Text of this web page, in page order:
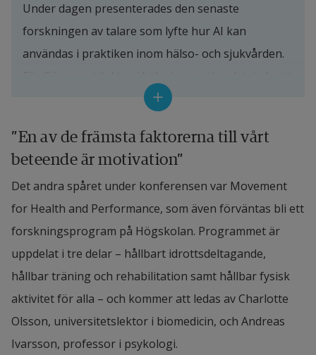
Under dagen presenterades den senaste
forskningen av talare som lyfte hur AI kan
användas i praktiken inom hälso- och sjukvården.
prata om sin forskning om automatiserade
och triage i primärvården.
Amira Soliman, biträdande universitetslektor i
informationsteknologi, gav sedan exempel på hur
AI kan användas för att förutsäga vårdbehovet för
patienter med hjärtsvikt, medan Monika Nair,
postdoktor i hälsoinnovation, forskar om hur
maskininlärning kan användas för att förbättra
beslutsunderlaget när någon ur samma
patientgrupp ska skrivas ut från sjukhuset.
”En av de främsta faktorerna till vårt
beteende är motivation”
Det andra spåret under konferensen var Movement
for Health and Performance, som även förväntas bli ett
forskningsprogram på Högskolan. Programmet är
uppdelat i tre delar – hållbart idrottsdeltagande,
hållbar träning och rehabilitation samt hållbar fysisk
aktivitet för alla – och kommer att ledas av Charlotte
Olsson, universitetslektor i biomedicin, och Andreas
Ivarsson, professor i psykologi.